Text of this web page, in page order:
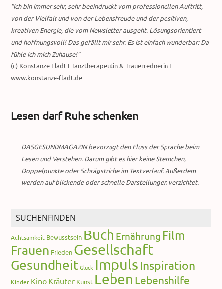
"Ich bin immer sehr, sehr beeindruckt vom professionellen Auftritt,
von der Vielfalt und von der Lebensfreude und der positiven,
kreativen Energie, die vom Newsletter ausgeht. Lösungsorientiert
und hoffnungsvoll! Das gefällt mir sehr. Es ist einfach wunderbar: Da
fühle ich mich Zuhause!"
(c) Konstanze Fladt I Tanztherapeutin & Trauerrednerin I
www.konstanze-fladt.de
Lesen darf Ruhe schenken
DASGESUNDMAGAZIN bevorzugt den Fluss der Sprache beim
Lesen und Verstehen. Darum gibt es hier keine Sternchen,
Doppelpunkte oder Schrägstriche im Textverlauf. Außerdem
werden auf blickende oder schnelle Darstellungen verzichtet.
SUCHENFINDEN
Achtsamkeit Bewusstsein Buch Ernährung Film
Frauen Frieden Gesellschaft
Gesundheit Glück Impuls Inspiration
Kinder Kino Kräuter Kunst Leben Lebenshilfe